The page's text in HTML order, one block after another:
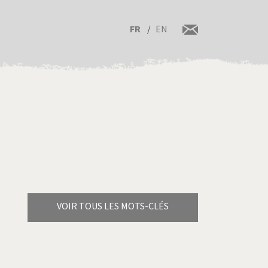
FR EN
VOIR TOUS LES MOTS-CLÉS